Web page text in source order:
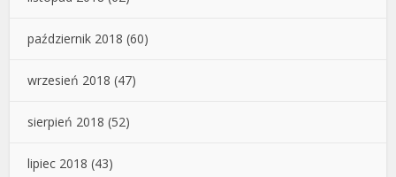
październik 2018 (60)
wrzesień 2018 (47)
sierpień 2018 (52)
lipiec 2018 (43)